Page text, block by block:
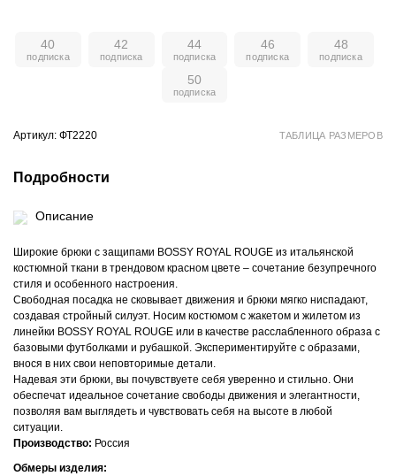
40 42 44 46 48
50
Артикул: ФТ2220 ТАБЛИЦА РАЗМЕРОВ
Подробности
Описание
Широкие брюки с защипами BOSSY ROYAL ROUGE из итальянской
костюмной ткани в трендовом красном цвете – сочетание безупречного
стиля и особенного настроения.
Свободная посадка не сковывает движения и брюки мягко ниспадают,
создавая стройный силуэт. Носим костюмом с жакетом и жилетом из
линейки BOSSY ROYAL ROUGE или в качестве расслабленного образа с
базовыми футболками и рубашкой. Экспериментируйте с образами,
внося в них свои неповторимые детали.
Надевая эти брюки, вы почувствуете себя уверенно и стильно. Они
обеспечат идеальное сочетание свободы движения и элегантности,
позволяя вам выглядеть и чувствовать себя на высоте в любой
ситуации.
Производство: Россия
Обмеры изделия: